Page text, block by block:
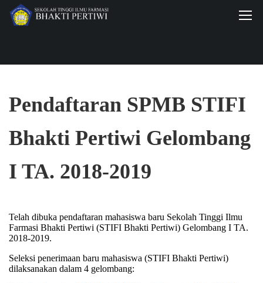
Pendaftaran SPMB STIFI
Bhakti Pertiwi Gelombang
I TA. 2018-2019
Telah dibuka pendaftaran mahasiswa baru Sekolah Tinggi Ilmu
Farmasi Bhakti Pertiwi (STIFI Bhakti Pertiwi) Gelombang I TA.
2018-2019.
Seleksi penerimaan baru mahasiswa (STIFI Bhakti Pertiwi)
dilaksanakan dalam 4 gelombang: